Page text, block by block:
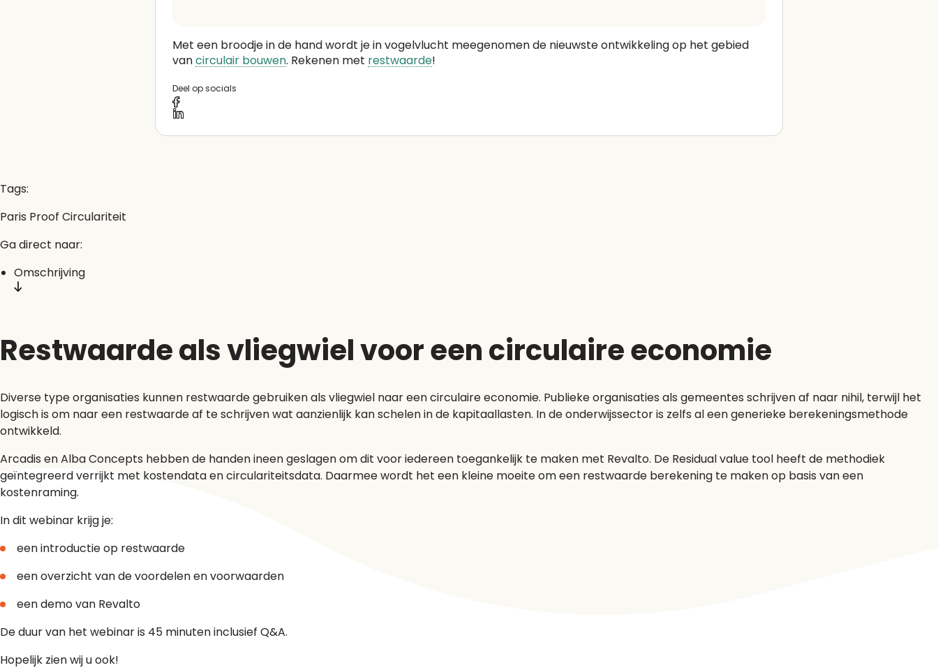
Met een broodje in de hand wordt je in vogelvlucht meegenomen de nieuwste ontwikkeling op het gebied
vancirculair bouwen. Rekenen met restwaarde!
Deel op socials
Tags:
Paris Proof Circulariteit
Ga direct naar:
Omschrijving
Restwaarde als vliegwiel voor een circulaire economie
Diverse type organisaties kunnen restwaarde gebruiken als vliegwiel naar een circulaire economie. Publieke organisaties als gemeentes schrijven af naar nihil, terwijl het
logisch is om naar een restwaarde af te schrijven wat aanzienlijk kan schelen in de kapitaallasten. In de onderwijssector is zelfs al een generieke berekeningsmethode
ontwikkeld.
Arcadis en Alba Concepts hebben de handen ineen geslagen om dit voor iedereen toegankelijk te maken met Revalto. De Residual value tool heeft de methodiek
geïntegreerd verrijkt met kostendata en circulariteitsdata. Daarmee wordt het een kleine moeite om een restwaarde berekening te maken op basis van een
kostenraming.
In dit webinar krijg je:
een introductie op restwaarde
een overzicht van de voordelen en voorwaarden
een demo van Revalto
De duur van het webinar is 45 minuten inclusief Q&A.
Hopelijk zien wij u ook!